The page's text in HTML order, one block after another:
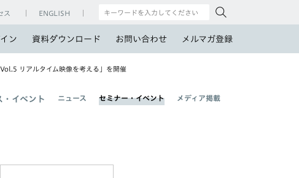
ン 資料ダウンロード お問い合わせ メルマガ登録
ス ENGLISH
リアルタイム映像を考える」を開催
・イベント ニュース セミナー・イベント メディア掲載